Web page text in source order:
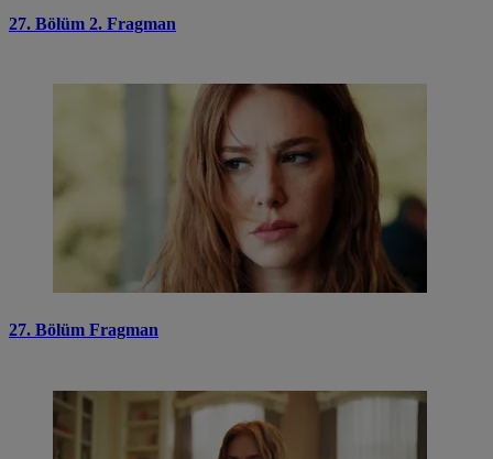
27. Bölüm 2. Fragman
27. Bölüm Fragman